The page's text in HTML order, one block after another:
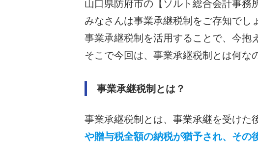
山口県防府市の【ソルト総合会計事務
みなさんは事業承継税制をご存知でし
事業承継税制を活用することで、今抱
そこで今回は、事業承継税制とは何な
事業承継税制とは？
事業承継税制とは、事業承継を受けた
や贈与税全額の納税が猶予され、その